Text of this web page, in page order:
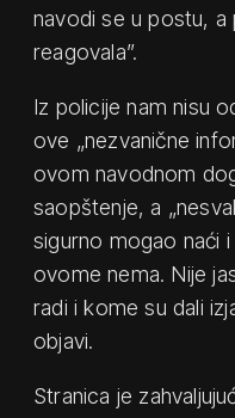
navodi se u postu, a
reagovala”.
Iz policije nam nisu
ove „nezvanične
ovom navodnom
saopštenje, a
sigurno mogao naći
ovome nema. Nije
radi i kome su dali
objavi.
Stranica je